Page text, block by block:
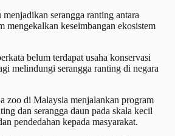
serangga ranting antara
mengekalkan keseimbangan ekosistem
belum terdapat usaha konservasi
melindungi serangga ranting di negara
zoo di Malaysia menjalankan program
dan serangga daun pada skala kecil
pendedahan kepada masyarakat.